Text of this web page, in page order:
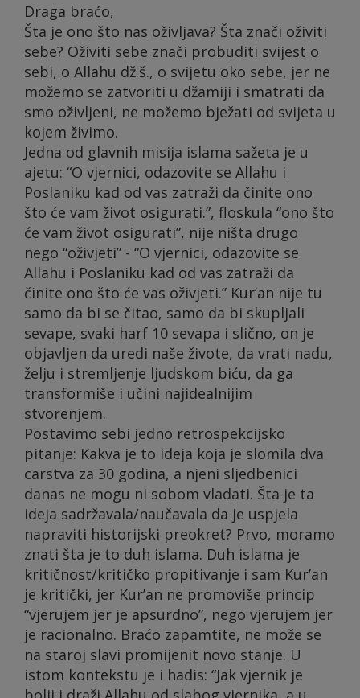
Draga braćo,
Šta je ono što nas oživljava? Šta znači oživiti
sebe? Oživiti sebe znači probuditi svijest o
sebi, o Allahu dž.š., o svijetu oko sebe, jer ne
možemo se zatvoriti u džamiji i smatrati da
smo oživljeni, ne možemo bježati od svijeta u
kojem živimo.
Jedna od glavnih misija islama sažeta je u
ajetu: “O vjernici, odazovite se Allahu i
Poslaniku kad od vas zatraži da činite ono
što će vam život osigurati.”, floskula “ono što
će vam život osigurati”, nije ništa drugo
nego “oživjeti” - “O vjernici, odazovite se
Allahu i Poslaniku kad od vas zatraži da
činite ono što će vas oživjeti.” Kur’an nije tu
samo da bi se čitao, samo da bi skupljali
sevape, svaki harf 10 sevapa i slično, on je
objavljen da uredi naše živote, da vrati nadu,
želju i stremljenje ljudskom biću, da ga
transformiše i učini najidealnijim
stvorenjem.
Postavimo sebi jedno retrospekcijsko
pitanje: Kakva je to ideja koja je slomila dva
carstva za 30 godina, a njeni sljedbenici
danas ne mogu ni sobom vladati. Šta je ta
ideja sadržavala/naučavala da je uspjela
napraviti historijski preokret? Prvo, moramo
znati šta je to duh islama. Duh islama je
kritičnost/kritičko propitivanje i sam Kur’an
je kritički, jer Kur’an ne promoviše princip
“vjerujem jer je apsurdno”, nego vjerujem jer
je racionalno. Braćo zapamtite, ne može se
na staroj slavi promijenit novo stanje. U
istom kontekstu je i hadis: “Jak vjernik je